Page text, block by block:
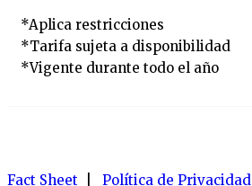
*Aplica restricciones
*Tarifa sujeta a disponibilidad
*Vigente durante todo el año
Fact Sheet Política de Privacidad